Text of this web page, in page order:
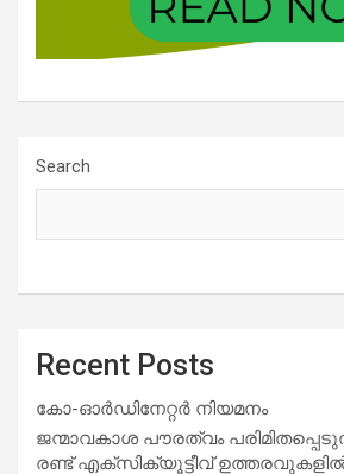
Search
Recent Posts
കോ-ഓർഡിനേറ്റർ നിയമനം
ജന്മാവകാശ പൗരത്വം
രണ്ട് എക്സിക്യൂട്ടീവ് ഉത്തരവുകളിൽ